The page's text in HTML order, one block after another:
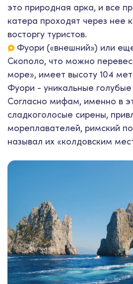
это природная арка, и все
катера проходят через нее
восторгу туристов.
Фуори («внешний») или
Скополо, что можно
море», имеет высоту 104
Фуори - уникальные
Согласно мифам, именно в
сладкоголосые сирены,
мореплавателей, римский
называл их «колдовским